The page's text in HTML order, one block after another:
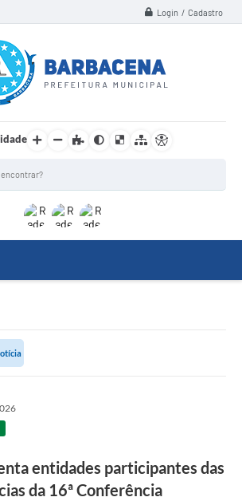
Login / Cadastro
entidades participantes das
da 16ª Conferência